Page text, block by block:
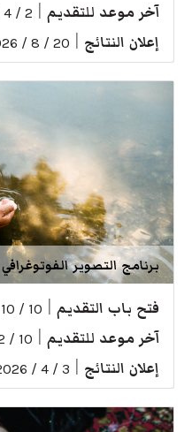
آخر موعد للتقديم 2 / 4 / 2026
إعلان النتائج 20 / 8 / 2026
برنامج التصوير
فتح باب التقديم 10 / 10 / 2025
آخر موعد للتقديم 10 / 12 / 2025
إعلان النتائج 3 / 4 / 2026